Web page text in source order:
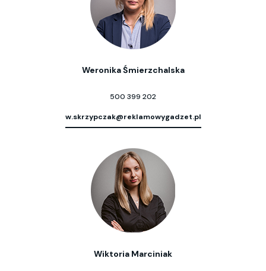
Weronika Śmierzchalska
500 399 202
w.skrzypczak@reklamowygadzet.pl
Wiktoria Marciniak